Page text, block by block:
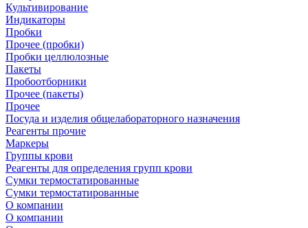
Культивирование
Индикаторы
Пробки
Прочее (пробки)
Пробки целлюлозные
Пакеты
Пробоотборники
Прочее (пакеты)
Прочее
Посуда и изделия общелабораторного назначения
Реагенты прочие
Маркеры
Группы крови
Реагенты для определения групп крови
Сумки термостатированные
Сумки термостатированные
О компании
О компании